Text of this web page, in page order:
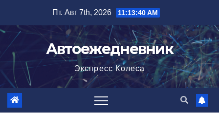
содержимому
Пт. Авг 7th, 2026 11:13:41 AM
Автоежедневник
Экспресс Колеса